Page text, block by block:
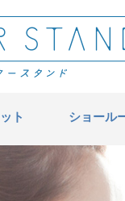
ト ショール
ースタン